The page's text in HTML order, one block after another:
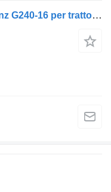
Cambio di velocità Mercedes-Benz G240-16 per trattore stradale Mercedes-Benz ACTROS AXOR